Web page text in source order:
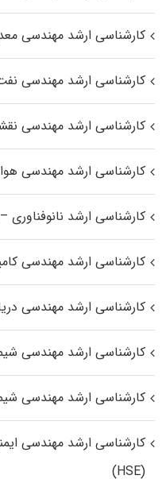
کارشناسی ارشد مهندسی
کارشناسی ارشد مهندسی
کارشناسی ارشد مهندسی
کارشناسی ارشد مهندسی
کارشناسی ارشد نانوفناوری –
کارشناسی ارشد مهندسی
کارشناسی ارشد مهندسی
کارشناسی ارشد مهندسی
کارشناسی ارشد مهندسی
کارشناسی ارشد مهندسی
(HSE)